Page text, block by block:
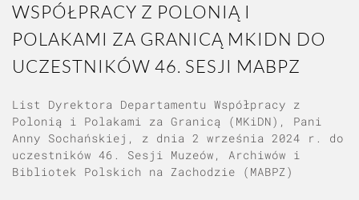
WSPÓŁPRACY Z POLONIĄ I
POLAKAMI ZA GRANICĄ MKIDN DO
UCZESTNIKÓW 46. SESJI MABPZ
List Dyrektora Departamentu Współpracy z
Polonią i Polakami za Granicą (MKiDN), Pani
Anny Sochańskiej, z dnia 2 września 2024 r. do
uczestników 46. Sesji Muzeów, Archiwów i
Bibliotek Polskich na Zachodzie (MABPZ)